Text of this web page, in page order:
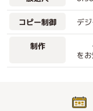
コピー制御 デ
制作 チ
を